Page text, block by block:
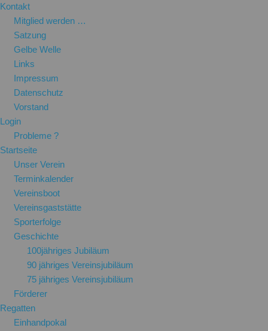
Kontakt
Mitglied werden …
Satzung
Gelbe Welle
Links
Impressum
Datenschutz
Vorstand
Login
Probleme ?
Startseite
Unser Verein
Terminkalender
Vereinsboot
Vereinsgaststätte
Sporterfolge
Geschichte
100jähriges Jubiläum
90 jähriges Vereinsjubiläum
75 jähriges Vereinsjubiläum
Förderer
Regatten
Einhandpokal